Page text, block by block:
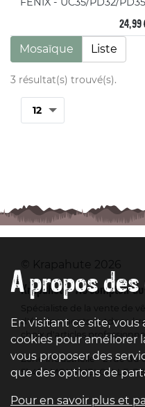
24,99
Mosaïque Liste
3 résultat(s) trouvé(s).
© Krapahute 2026
Krapahute - Au comptoir
d'équipements outdoor,
choix d'articles
Zone industrielle - 2 rue du
51 400 MOURMELON-LE-
A propos
En visitant ce site,
cookies pour améliorer
vous proposer des
que des options de
Pour en savoir plus et